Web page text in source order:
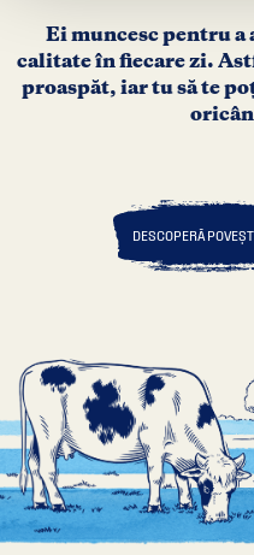
Ei muncesc pentru a
calitate în fiecare zi.
proaspăt, iar tu să te
DESCOPERĂ